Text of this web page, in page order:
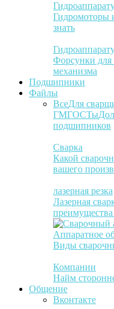
Гидромоторы
знать
Форсунки для
механизма
Подшипники
Файлы
ВсеДля
ГМГОСТы
подшипников
Сварка
Какой
вашего
лазерная резка
Лазерная
Аппаратное
Виды
Компании
Найм
Общение
Вконтакте